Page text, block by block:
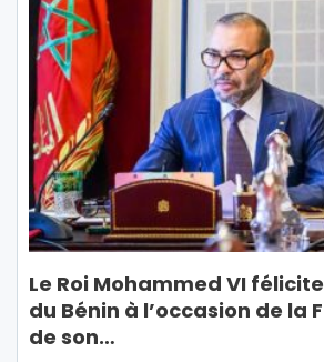
Le Roi Mohammed VI
du Bénin à l’occasion de la
de son…